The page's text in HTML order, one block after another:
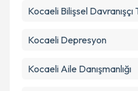
Kocaeli Bilişsel Davranışçı
Kocaeli Depresyon
Kocaeli Aile Danışmanlığı